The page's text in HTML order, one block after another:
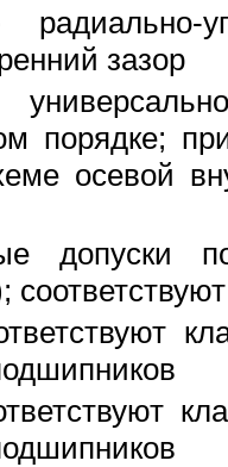
радиально-
зазор
порядке;
осевой